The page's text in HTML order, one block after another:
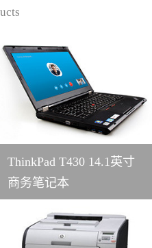
ThinkPad T430 14.1英寸
商务笔记本